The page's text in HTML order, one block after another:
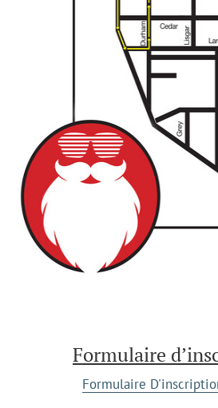
Formulaire
Formulaire